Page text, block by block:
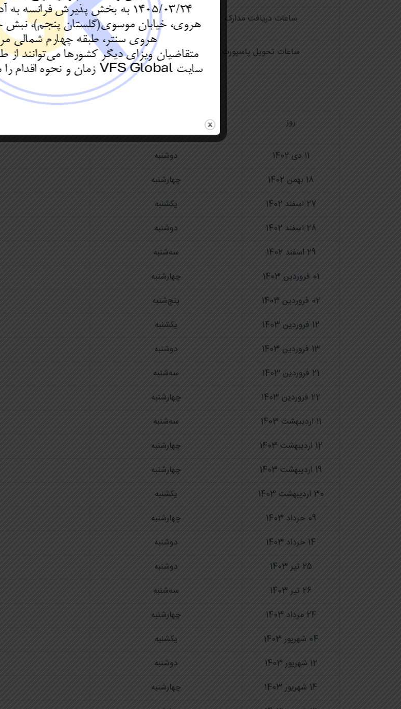
ساعات دریافت مدارک یکشنبه ها تا چهارشنبه ها
ساعات تحویل پاسپورت یکشنبه ها تا چهارشنبه ها
تعطیلات رسمی مرکز درخواست ویزای اتریش در تهران
روز
11 دی 1402 دوشنبه
18 بهمن 1402
چهارشنبه
27 اسفند 1402
یکشنبه
28 اسفند 1402
دوشنبه
29 اسفند 1402
سه‌شنبه
01 فروردین 1403
چهارشنبه
02 فروردین 1403
پنج‌شنبه
12 فروردین 1403
یکشنبه
13 فروردین 1403
دوشنبه
21 فروردین 1403
سه‌شنبه
22 فروردین 1403
چهارشنبه
11 اردیبهشت 1403
سه‌شنبه
12 اردیبهشت 1403
چهارشنبه
19 اردیبهشت 1403
چهارشنبه
30 اردیبهشت 1403
یکشنبه
09 خرداد 1403
چهارشنبه
14 خرداد 1403
دوشنبه
25 تیر 1403
دوشنبه
26 تیر 1403
سه‌شنبه
24 مرداد 1403
چهارشنبه
04 شهریور 1403
یکشنبه
12 شهریور 1403
دوشنبه
14 شهریور 1403
چهارشنبه